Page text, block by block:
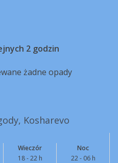
2 godzin
żadne opady
Kosharevo
Wieczór
18 - 22 h
Noc
22 - 06 h